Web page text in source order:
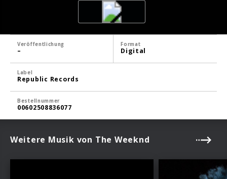
Veröffentlichung
–
Format
Digital
Label
Republic Records
Bestellnummer
00602508836077
Weitere Musik von The Weeknd